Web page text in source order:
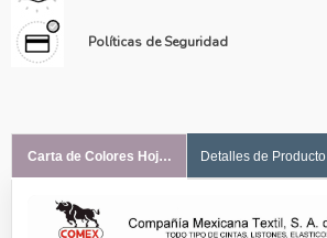
Políticas de Seguridad
Carta de Colores Hoja #1 Detalles de Producto